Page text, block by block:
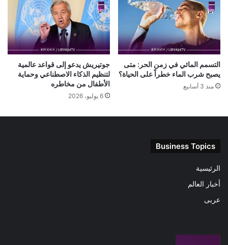
التسمم المائي في زمن الحر: متى
يصبح شرب الماء خطراً على الحياة؟
منذ 3 أسابيع
جوتيريش يدعو إلى قواعد عالمية
لتنظيم الذكاء الاصطناعي وحماية
الأطفال من مخاطره
6 يوليو، 2026
Business Topics
الرئيسية
أخبار العالم
عربى